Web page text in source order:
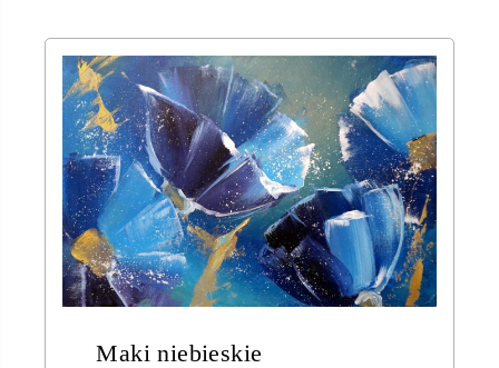
Maki niebieskie